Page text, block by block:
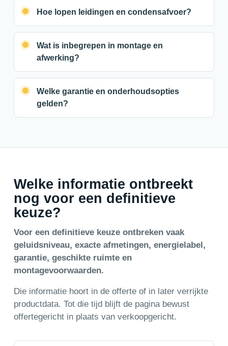
Hoe lopen leidingen en condensafvoer?
Wat is inbegrepen in montage en
afwerking?
Welke garantie en onderhoudsopties
gelden?
Welke informatie ontbreekt
nog voor een definitieve
keuze?
Voor een definitieve keuze ontbreken vaak
geluidsniveau, exacte afmetingen, energielabel,
garantie, geschikte ruimte en
montagevoorwaarden.
Die informatie hoort in de offerte of in later verrijkte
productdata. Tot die tijd blijft de pagina bewust
offertegericht in plaats van verkoopgericht.